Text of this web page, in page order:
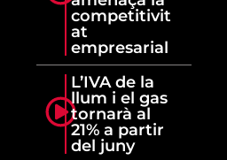
competitivit
at
empresarial
L’IVA de la
llum i el gas
tornarà al
21% a partir
del juny